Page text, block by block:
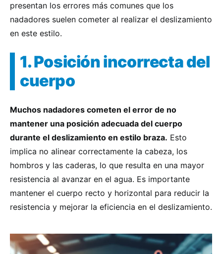
presentan los errores más comunes que los
nadadores suelen cometer al realizar el deslizamiento
en este estilo.
1. Posición incorrecta del
cuerpo
Muchos nadadores cometen el error de no
mantener una posición adecuada del cuerpo
durante el deslizamiento en estilo braza. Esto
implica no alinear correctamente la cabeza, los
hombros y las caderas, lo que resulta en una mayor
resistencia al avanzar en el agua. Es importante
mantener el cuerpo recto y horizontal para reducir la
resistencia y mejorar la eficiencia en el deslizamiento.